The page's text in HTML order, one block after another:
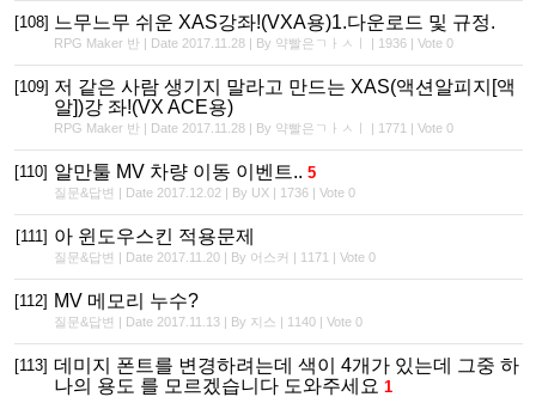
[108] 느무느무 쉬운 XAS강좌!(VXA용)1.다운로드 및 규정.
RPG Maker 반 | Date 2017.11.28 | By 약빨은ㄱㅏㅅㅣ | 1936 | Vote 0
[109] 저 같은 사람 생기지 말라고 만드는 XAS(액션알피지[액
알])강 좌!(VX ACE용)
RPG Maker 반 | Date 2017.11.28 | By 약빨은ㄱㅏㅅㅣ | 1771 | Vote 0
[110] 알만툴 MV 차량 이동 이벤트.. 5
질문&답변 | Date 2017.12.02 | By UX | 1736 | Vote 0
[111] 아 윈도우스킨 적용문제
질문&답변 | Date 2017.11.20 | By 어스커 | 1171 | Vote 0
[112] MV 메모리 누수?
질문&답변 | Date 2017.11.13 | By 지스 | 1140 | Vote 0
[113] 데미지 폰트를 변경하려는데 색이 4개가 있는데 그중 하
나의 용도 를 모르겠습니다 도와주세요 1